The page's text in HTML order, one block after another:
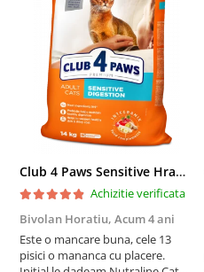
Club 4 Paws Sensitive Hrana uscata pisici adulte, 14kg
Achizitie verificata
Bivolan Horatiu, Acum 4 ani
Este o mancare buna, cele 13
pisici o mananca cu placere.